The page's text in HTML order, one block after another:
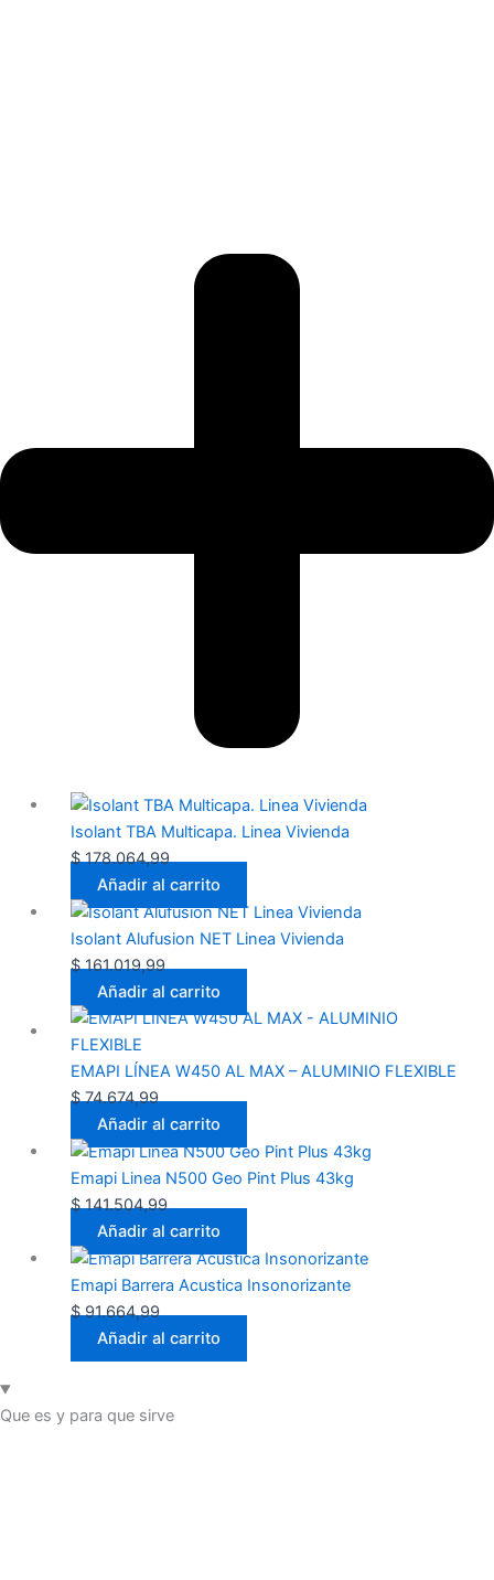
Isolant TBA Multicapa. Linea Vivienda
$178.064,99
Añadir al carrito
Isolant Alufusion NET Linea Vivienda
$161.019,99
Añadir al carrito
EMAPI LÍNEA W450 AL MAX – ALUMINIO FLEXIBLE
$74.674,99
Añadir al carrito
Emapi Linea N500 Geo Pint Plus 43kg
$141.504,99
Añadir al carrito
Emapi Barrera Acustica Insonorizante
$91.664,99
Añadir al carrito
Que es y para que sirve